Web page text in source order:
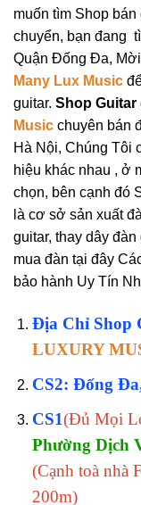
muốn tìm Shop
chuyển, bạn đang
Quận Đống Đa,
Many Lux Music
guitar. Shop
Music chuyên bán
Hà Nội, Chúng Tôi
hiệu khác nhau , ở
chọn, bên cạnh đó
là cơ sở sản xuất
guitar, thay dây
mua đàn tại đây
bảo hành Uy Tín
Địa Chỉ Shop
LUXURY
CS2: Đống
CS1(Đủ Mọi
Phường Dịch
(Cạnh toà nhà
200m)